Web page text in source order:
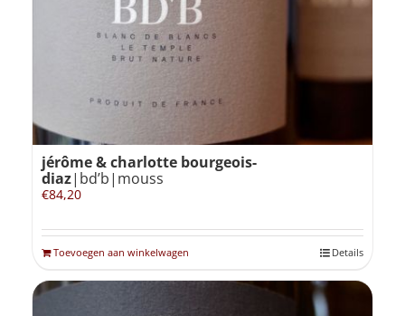
jérôme & charlotte bourgeois-
diaz|bd’b|mouss
€84,20
Toevoegen aan winkelwagen Details